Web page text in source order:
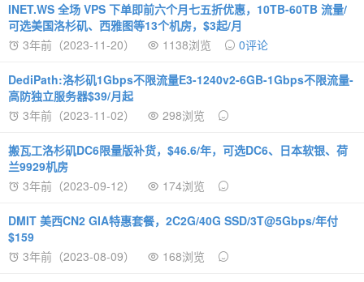
INET.WS 全场 VPS 下单即前六个月七五折优惠，10TB-60TB 流量/
可选美国洛杉矶、西雅图等13个机房，$3起/月
3年前（2023-11-20）
1138浏览 0评论
DediPath:洛杉矶1Gbps不限流量E3-1240v2-6GB-1Gbps不限流量-
高防独立服务器$39/月起
3年前（2023-11-02）
298浏览
搬瓦工洛杉矶DC6限量版补货，$46.6/年，可选DC6、日本软银、荷
兰9929机房
3年前（2023-09-12）
174浏览
DMIT 美西CN2 GIA特惠套餐，2C2G/40G SSD/3T@5Gbps/年付
$159
3年前（2023-08-09）
168浏览